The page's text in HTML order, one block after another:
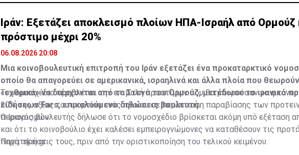
Ιράν: Εξετάζει αποκλεισμό πλοίων ΗΠΑ-Ισραήλ από Ορμούζ
πρόστιμο μέχρι 20%
06.08.2026 20:08
Μια κοινοβουλευτική επιτροπή του Ιράν εξετάζει ένα προκαταρκτικό
οποίο θα απαγορεύει σε αμερικανικά, ισραηλινά και άλλα πλοία που
«εχθρικά» να διέρχονται από το Στενό του Ορμούζ, μετέδωσε το ιρανικό
ειδήσεων Fars, επικαλούμενο δηλώσεις βουλευτή.
Το νομοσχέδιο προβλέπει την επιβολή προστίμων που θα μπορούσαν να
20% της αξίας του φορτίου ενός πλοίου σε περίπτωση παραβίασης των
περιορισμών.
Ο Ιρανός βουλευτής δήλωσε ότι το νομοσχέδιο βρίσκεται ακόμη υπό εξέταση
και ότι το κοινοβούλιο έχει καλέσει εμπειρογνώμονες να καταθέσουν τις
παρατηρήσεις τους, πριν από την οριστικοποίηση του τελικού κειμένου.
Πηγή: skai.gr